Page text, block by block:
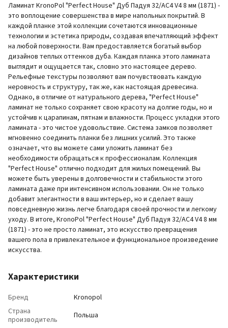
Ламинат KronoPol "Perfect House" Дуб Падуя 32/AC4 V4 8 мм (1871) -
это воплощение совершенства в мире напольных покрытий. В
каждой планке этой коллекции сочетаются инновационные
технологии и эстетика природы, создавая впечатляющий эффект
на любой поверхности. Вам предоставляется богатый выбор
дизайнов теплых оттенков дуба. Каждая планка этого ламината
выглядит и ощущается так, словно это настоящее дерево.
Рельефные текстуры позволяют вам почувствовать каждую
неровность и структуру, так же, как настоящая древесина.
Однако, в отличие от натурального дерева, "Perfect House"
ламинат не только сохраняет свою красоту на долгие годы, но и
устойчив к царапинам, пятнам и влажности. Процесс укладки этого
ламината - это чистое удовольствие. Система замков позволяет
мгновенно соединить планки без лишних усилий. Это также
означает, что вы можете сами уложить ламинат без
необходимости обращаться к профессионалам. Коллекция
"Perfect House" отлично подходит для жилых помещений. Вы
можете быть уверены в долговечности и стабильности этого
ламината даже при интенсивном использовании. Он не только
добавит элегантности в ваш интерьер, но и сделает вашу
повседневную жизнь легче благодаря своей прочности и легкому
уходу. В итоге, KronoPol "Perfect House" Дуб Падуя 32/AC4 V4 8 мм
(1871) - это не просто ламинат, это искусство превращения
вашего пола в привлекательное и функциональное произведение
искусства.
Характеристики
Бренд
Kronopol
Страна
производитель
Польша